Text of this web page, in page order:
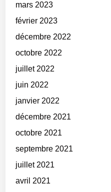
mars 2023
février 2023
décembre 2022
octobre 2022
juillet 2022
juin 2022
janvier 2022
décembre 2021
octobre 2021
septembre 2021
juillet 2021
avril 2021